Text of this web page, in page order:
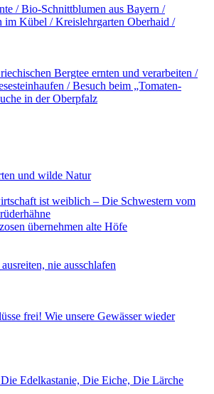
/​ Bio-Schnittblumen aus Bayern /​
im Kübel /​ Kreislehrgarten Oberhaid /​
Bergtee ernten und verarbeiten /​
/​ Besuch beim „Tomaten-
in der Oberpfalz
und wilde Natur
ist weiblich – Die Schwestern vom
übernehmen alte Höfe
nie ausschlafen
frei! Wie unsere Gewässer wieder
Edelkastanie, Die Eiche, Die Lärche